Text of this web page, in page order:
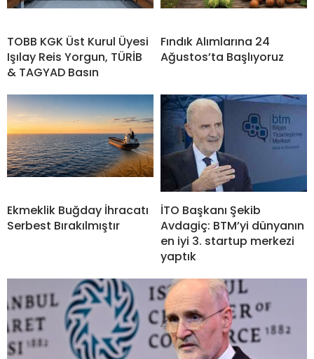
TOBB KGK Üst Kurul Üyesi
Işılay Reis Yorgun, TÜRİB
& TAGYAD Basın
Fındık Alımlarına 24
Ağustos’ta Başlıyoruz
Ekmeklik Buğday İhracatı
Serbest Bırakılmıştır
İTO Başkanı Şekib
Avdagiç: BTM’yi dünyanın
en iyi 3. startup merkezi
yaptık